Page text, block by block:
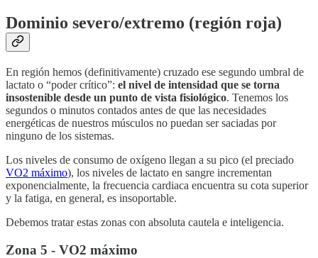
Dominio severo/extremo (región roja)
En región hemos (definitivamente) cruzado ese segundo umbral de
lactato o “poder crítico”: el nivel de intensidad que se torna
insostenible desde un punto de vista fisiológico. Tenemos los
segundos o minutos contados antes de que las necesidades
energéticas de nuestros músculos no puedan ser saciadas por
ninguno de los sistemas.
Los niveles de consumo de oxígeno llegan a su pico (el preciado
VO2 máximo), los niveles de lactato en sangre incrementan
exponencialmente, la frecuencia cardiaca encuentra su cota superior
y la fatiga, en general, es insoportable.
Debemos tratar estas zonas con absoluta cautela e inteligencia.
Zona 5 - VO2 máximo